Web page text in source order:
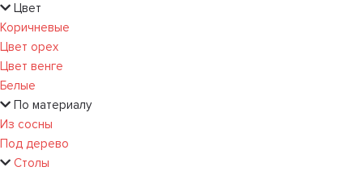
Цвет
Коричневые
Цвет орех
Цвет венге
Белые
По материалу
Из сосны
Под дерево
Столы